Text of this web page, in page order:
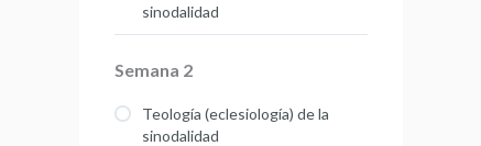
sinodalidad
Semana 2
Teología (eclesiología) de la
sinodalidad